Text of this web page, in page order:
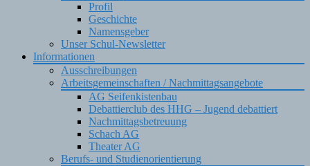
Profil
Geschichte
Namensgeber
Unser Schul-Newsletter
Informationen
Ausschreibungen
Arbeitsgemeinschaften / Nachmittagsangebote
AG Seifenkistenbau
Debattierclub des HHG – Jugend debattiert
Nachmittagsbetreuung
Schach AG
Theater AG
Berufs- und Studienorientierung